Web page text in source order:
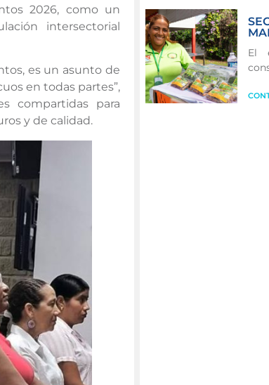
2026, como un
intersectorial
es un asunto de
en todas partes”,
compartidas para
y de calidad.
El